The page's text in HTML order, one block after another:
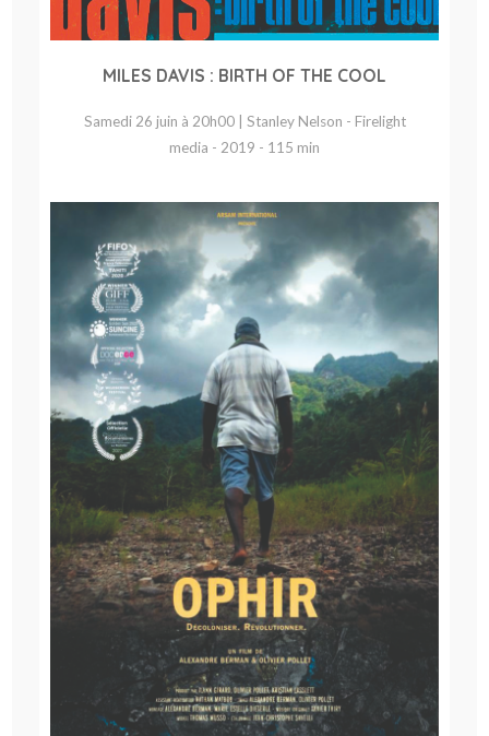
MILES DAVIS : BIRTH OF THE COOL
Samedi 26 juin à 20h00 | Stanley Nelson - Firelight
media - 2019 - 115 min